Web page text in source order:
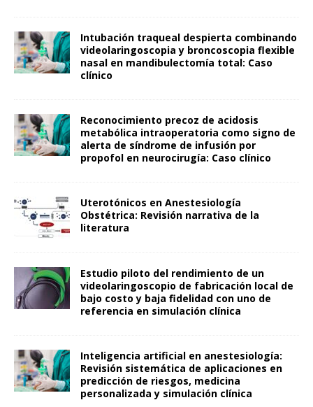
Intubación traqueal despierta combinando
videolaringoscopia y broncoscopia flexible
nasal en mandibulectomía total: Caso
clínico
Reconocimiento precoz de acidosis
metabólica intraoperatoria como signo de
alerta de síndrome de infusión por
propofol en neurocirugía: Caso clínico
Uterotónicos en Anestesiología
Obstétrica: Revisión narrativa de la
literatura
Estudio piloto del rendimiento de un
videolaringoscopio de fabricación local de
bajo costo y baja fidelidad con uno de
referencia en simulación clínica
Inteligencia artificial en anestesiología:
Revisión sistemática de aplicaciones en
predicción de riesgos, medicina
personalizada y simulación clínica